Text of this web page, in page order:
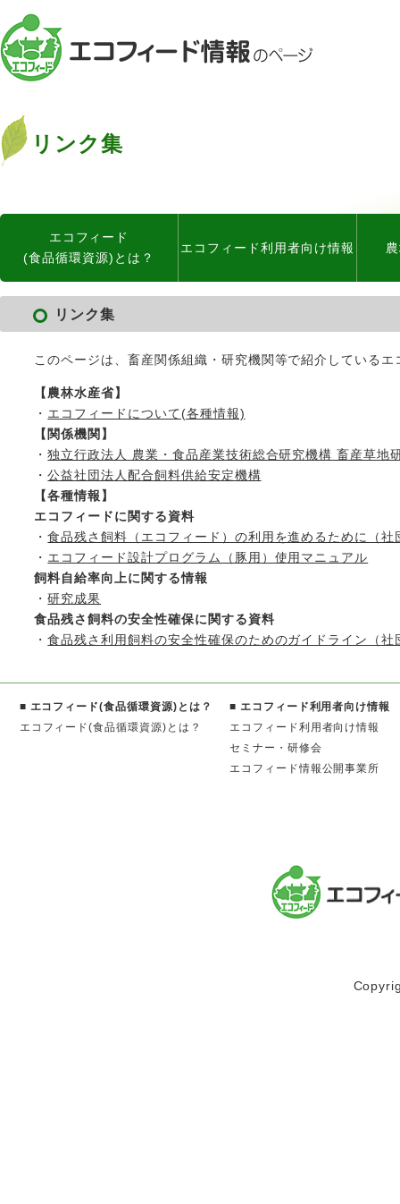
リンク集
エコフィード
(食品循環資源)とは？
エコフィード利用者向け情報
リンク集
このページは、畜産関係組織・研究機関等で紹介している
【農林水産省】
・ エコフィードについて(各種情報)
【関係機関】
・独立行政法人 農業・食品産業技術総合研究機構 畜産草地
・公益社団法人配合飼料供給安定機構
【各種情報】
エコフィードに関する資料
・食品残さ飼料（エコフィード）の利用を進めるために（
・ エコフィード設計プログラム（豚用）使用マニュアル
飼料自給率向上に関する情報
・研究成果
食品残さ飼料の安全性確保に関する資料
・食品残さ利用飼料の安全性確保のためのガイドライン（
■ エコフィード(食品循環資源)とは？
エコフィード(食品循環資源)とは？
■ エコフィード利用者向け情報
エコフィード利用者向け情報
セミナー・研修会
エコフィード情報公開事業所